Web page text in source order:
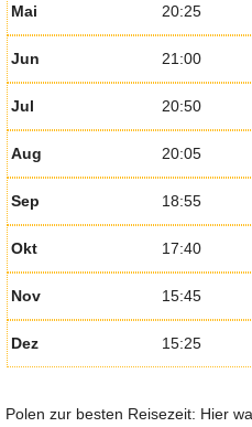
Mai 20:25
Jun 21:00
Jul 20:50
Aug 20:05
Sep 18:55
Okt 17:40
Nov 15:45
Dez 15:25
Polen zur besten Reisezeit: Hier